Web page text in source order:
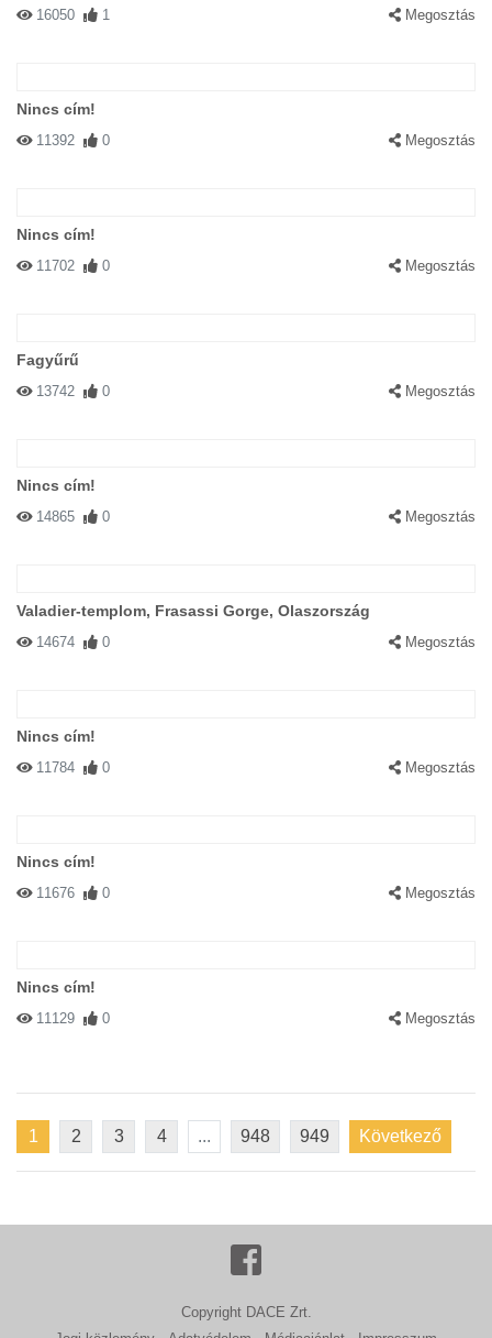
16050 1 Megosztás
Nincs cím!
11392 0 Megosztás
Nincs cím!
11702 0 Megosztás
Fagyűrű
13742 0 Megosztás
Nincs cím!
14865 0 Megosztás
Valadier-templom, Frasassi Gorge, Olaszország
14674 0 Megosztás
Nincs cím!
11784 0 Megosztás
Nincs cím!
11676 0 Megosztás
Nincs cím!
11129 0 Megosztás
1 2 3 4 ... 948 949 Következő
Copyright DACE Zrt.